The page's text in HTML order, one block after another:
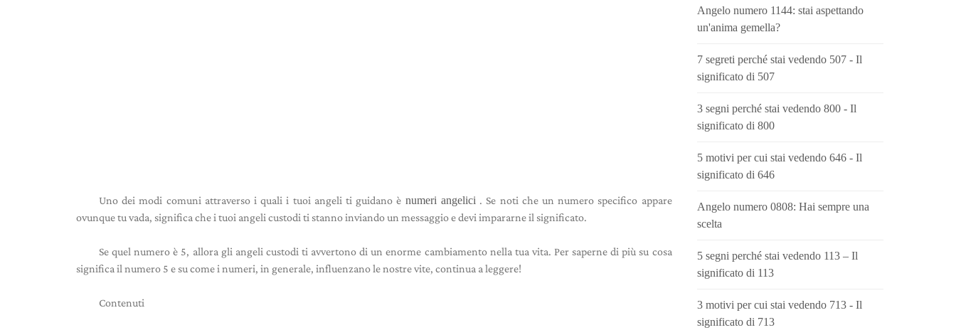
Uno dei modi comuni attraverso i quali i tuoi angeli ti guidano è numeri angelici . Se noti che un numero specifico appare
ovunque tu vada, significa che i tuoi angeli custodi ti stanno inviando un messaggio e devi impararne il significato.
Se quel numero è 5, allora gli angeli custodi ti avvertono di un enorme cambiamento nella tua vita. Per saperne di più su cosa
significa il numero 5 e su come i numeri, in generale, influenzano le nostre vite, continua a leggere!
Contenuti
Angelo numero 1144: stai aspettando
un'anima gemella?
7 segreti perché stai vedendo 507 - Il
significato di 507
3 segni perché stai vedendo 800 - Il
significato di 800
5 motivi per cui stai vedendo 646 - Il
significato di 646
Angelo numero 0808: Hai sempre una
scelta
5 segni perché stai vedendo 113 – Il
significato di 113
3 motivi per cui stai vedendo 713 - Il
significato di 713